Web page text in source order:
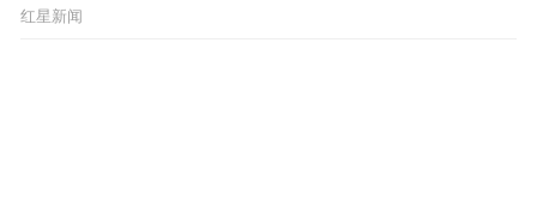
红星新闻